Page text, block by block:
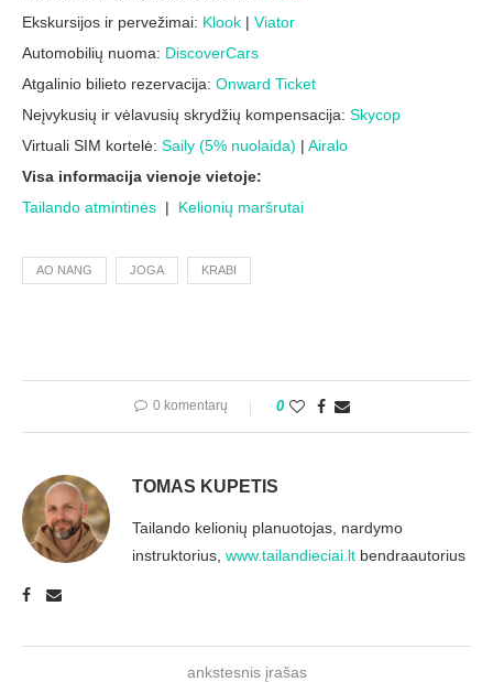
Ekskursijos ir pervežimai: Klook | Viator
Automobilių nuoma: DiscoverCars
Atgalinio bilieto rezervacija: Onward Ticket
Neįvykusių ir vėlavusių skrydžių kompensacija: Skycop
Virtuali SIM kortelė: Saily (5% nuolaida) | Airalo
Visa informacija vienoje vietoje:
Tailando atmintinės | Kelionių maršrutai
AO NANG JOGA KRABI
0 komentarų 0
TOMAS KUPETIS
Tailando kelionių planuotojas, nardymo
instruktorius, www.tailandieciai.lt bendraautorius
ankstesnis įrašas